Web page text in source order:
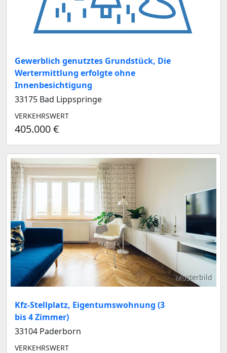
Gewerblich genutztes Grundstück, Die
Wertermittlung erfolgte ohne
Innenbesichtigung
33175 Bad Lippspringe
VERKEHRSWERT
405.000 €
Musterbild
Kfz-Stellplatz, Eigentumswohnung (3
bis 4 Zimmer)
33104 Paderborn
VERKEHRSWERT